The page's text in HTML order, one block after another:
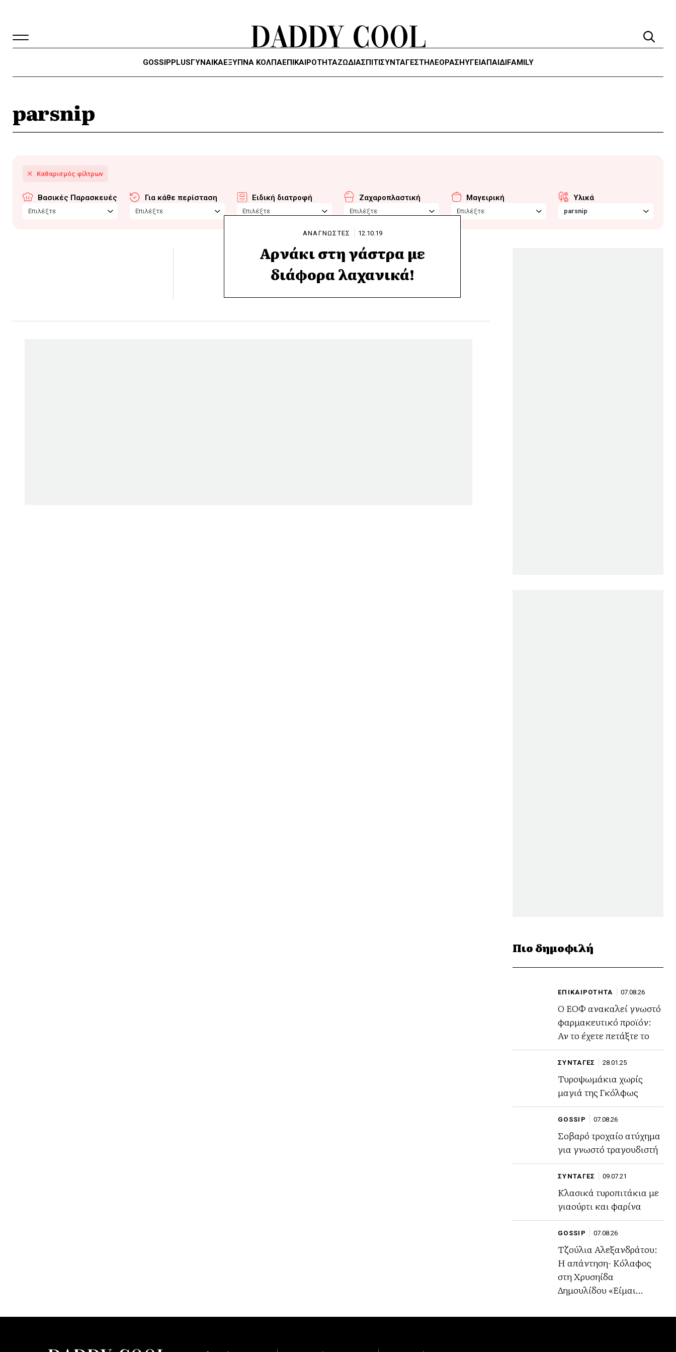
GOSSIPPLUSΓΥΝΑΙΚΑΈΞΥΠΝΑ ΚΌΛΠΑΕΠΙΚΑΙΡΟΤΗΤΑΖΏΔΙΑΣΠΙΤΙΣΥΝΤΑΓΕΣΤΗΛΕΌΡΑΣΗΥΓΕΊΑΠΑΙΔΙFAMILY
parsnip
Βασικές Παρασκευές
Επιλέξτε
Για κάθε περίσταση
Επιλέξτε
Ειδική διατροφή
Επιλέξτε
Ζαχαροπλαστική
Επιλέξτε
Μαγειρική
Επιλέξτε
Υλικά
parsnip
ΑΝΑΓΝΩΣΤΕΣ 12.10.19
Αρνάκι στη γάστρα με
διάφορα λαχανικά!
Πιο δημοφιλή
ΕΠΙΚΑΙΡΟΤΗΤΑ 07.08.26
Ο ΕΟΦ ανακαλεί γνωστό
φαρμακευτικό προϊόν:
Αν το έχετε πετάξτε το
ΣΥΝΤΑΓΕΣ 28.01.25
Τυροψωμάκια χωρίς
μαγιά της Γκόλφως
GOSSIP 07.08.26
Σοβαρό τροχαίο ατύχημα
για γνωστό τραγουδιστή
ΣΥΝΤΑΓΕΣ 09.07.21
Κλασικά τυροπιτάκια με
γιαούρτι και φαρίνα
GOSSIP 07.08.26
Τζούλια Αλεξανδράτου:
Η απάντηση- Κόλαφος
στη Χρυσηίδα
Δημουλίδου «Είμαι
μου,την αξιοπρέπειά μου